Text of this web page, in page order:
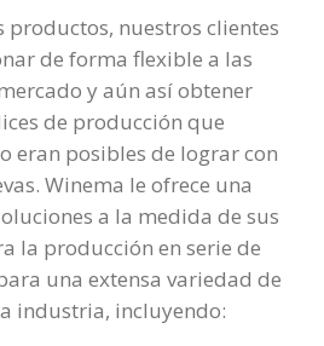
productos, nuestros clientes
de forma flexible a las
y aún así obtener
de producción que
eran posibles de lograr con
Winema le ofrece una
a la medida de sus
la producción en serie de
una extensa variedad de
industria, incluyendo: